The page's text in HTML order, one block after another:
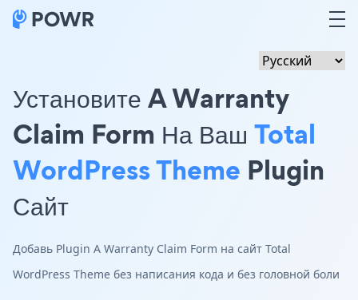
Установите A Warranty
Claim Form На Ваш Total
WordPress Theme Plugin
Сайт
Добавь Plugin A Warranty Claim Form на сайт Total
WordPress Theme без написания кода и без головной боли